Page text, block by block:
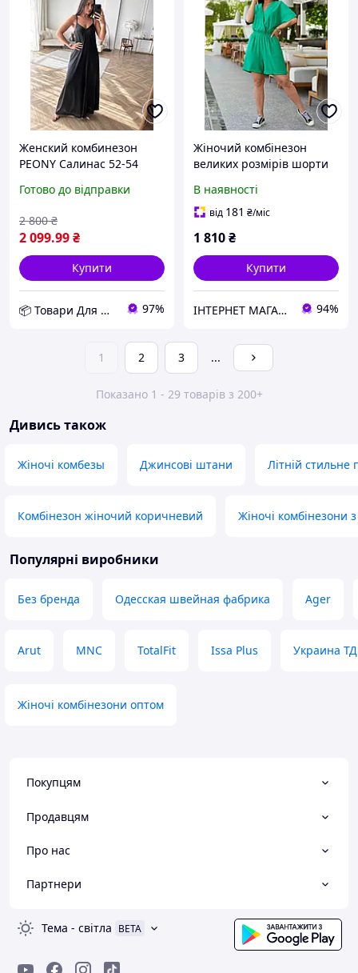
Женский комбинезон
PEONY Салинас 52-54
54:16) D12-2026
Готово до відправки
2 099.99₴
2 800 ₴
Купити
📦 Товари Для Дому 97%
Жіночий комбінезон
великих розмірів шорти
В наявності
від 181 ₴/міс
1 810₴
Купити
ІНТЕРНЕТ МАГАЗИН СТИЛЬНОГО ОДЯГУ ТА ВЗУТТЯ AnaSol-Style 94%
1 2 3 ...
Показано 1 - 29 товарів з 200+
Дивись також
Жіночі комбезы Джинсові штани Літній стильне
Комбінезон жіночий коричневий Жіночі комбінезони
Популярні виробники
Без бренда Одесская швейная фабрика Ager
Arut MNC TotalFit Issa Plus Украина ТД
Жіночі комбінезони оптом
Покупцям
Продавцям
Про нас
Партнери
Тема - світла BETA